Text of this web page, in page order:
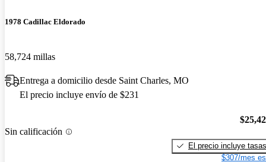
1978 Cadillac Eldorado
58,724 millas
Entrega a domicilio desde Saint Charles, MO
El precio incluye envío de $231
Sin calificación
El precio incluye tasas
$307/mes